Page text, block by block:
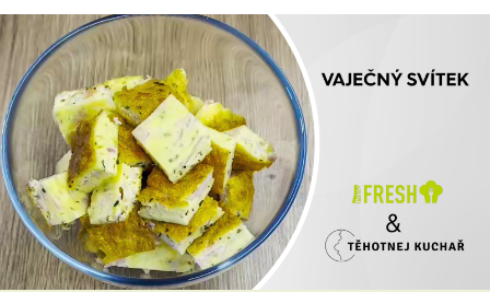
Články
TV Program
Škola vaření
Recepty z TV
Speciál: Cuketa